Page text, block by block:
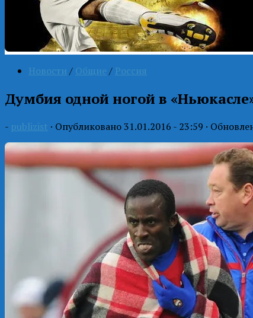
Новости / Общие / Россия
Думбия одной ногой в
- publizist · Опубликовано31.01.2016 - 23:59 ·